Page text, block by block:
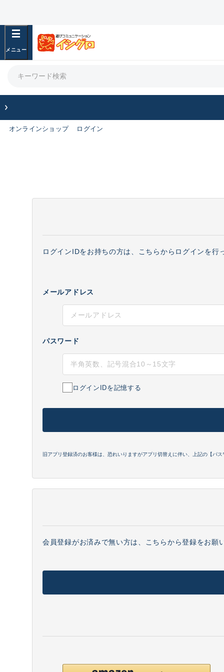
オンラインショップ ログイン
ログインIDをお持ちの方は、こちらからログインを行
メールアドレス
パスワード
ログインIDを記憶する
旧アプリ登録済のお客様は、恐れいりますがアプリ切替えに伴い、上記の【パ
会員登録がお済みで無い方は、こちらから登録をお願